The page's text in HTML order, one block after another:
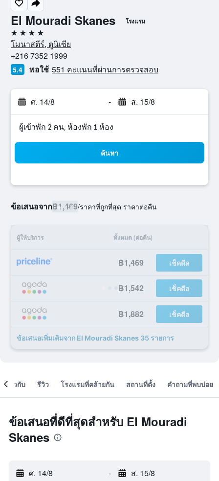
El Mouradi Skanes โรงแรม
4 ดาว
โมนาสตีร์, ตูนิเซีย
+216 7352 1999
5.4 พอใช้ 551 คะแนนที่ผ่านการตรวจสอบ
ศ. 14/8 - ส. 15/8
ผู้เข้าพัก 2 คน, ห้องพัก 1 ห้อง
ค้นหา
ข้อเสนอจาก฿1,469/ราคาที่ถูกที่สุด ราคาต่อคืน
ผู้ให้บริการ ทั้งหมด (ต่อคืน)
฿1,469 เช็คดีล
฿1,542 เช็คดีล
฿1,882 เช็คดีล
ข้อเสนอเพิ่มเติมจาก El Mouradi Skanes 35 รายการ
เกี่ยวกับ รีวิว โรงแรมที่คล้ายกัน สถานที่ตั้ง คำถามที่พบบ่อย
ข้อเสนอที่ดีที่สุดสำหรับ El Mouradi
Skanes
ศ. 14/8 - ส. 15/8